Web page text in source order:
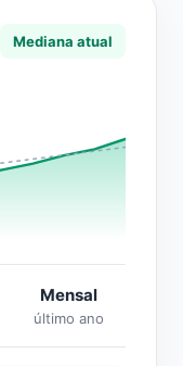
Mediana atual
Mensal
último ano